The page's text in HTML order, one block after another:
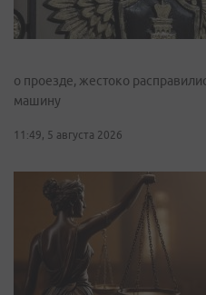
о проезде, жестоко
машину
11:49, 5 августа 2026